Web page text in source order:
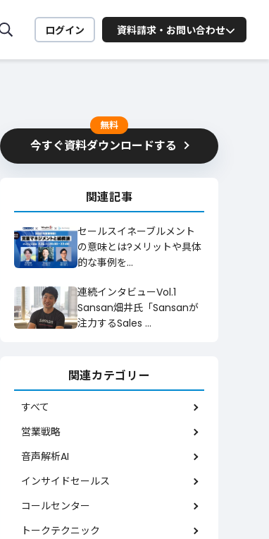
セミナーを配信中
詳細を見る
ログイン 資料請求・お問い合わせ
い合わせはこちら
するお問い合わせはこちら
合わせ
無料
今すぐ資料ダウンロードする
関連記事
セールスイネーブルメント
の意味とは?メリットや具体
的な事例を…
連続インタビューVol.1
Sansan畑井氏「Sansanが
注力するSales …
関連カテゴリー
すべて
営業戦略
音声解析AI
インサイドセールス
コールセンター
トークテクニック